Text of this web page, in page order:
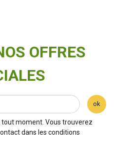
OFFRES
ok
moment. Vous trouverez
dans les conditions